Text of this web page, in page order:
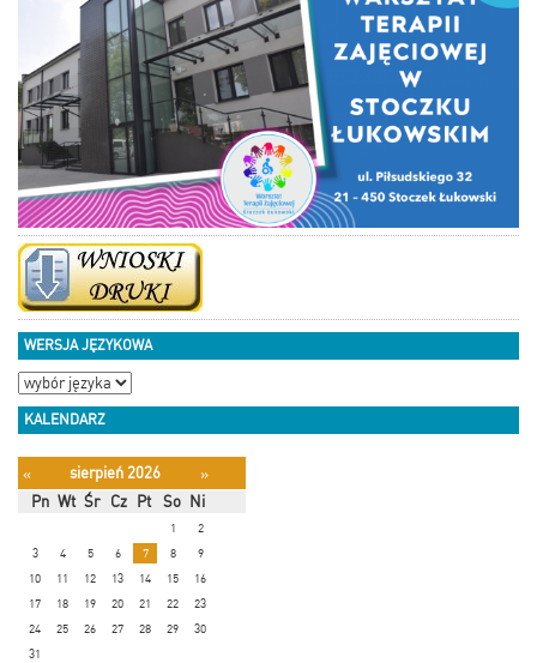
WERSJA JĘZYKOWA
KALENDARZ
« sierpień 2026
»
Pn Wt Śr Cz Pt So Ni
1
2
3
4 5 6 7 8
9
10
11 12 13 14 15
16
17
18 19 20 21 22
23
24
25 26 27 28 29
30
31